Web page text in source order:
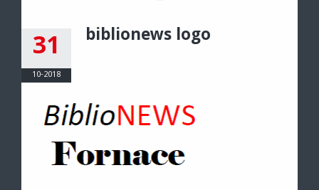
31
10-2018
biblionews logo